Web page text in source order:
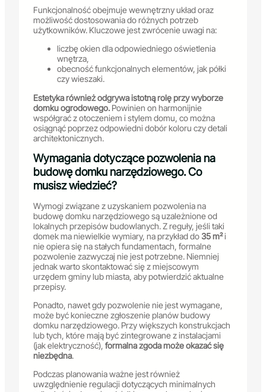
Funkcjonalność obejmuje wewnętrzny układ oraz
możliwość dostosowania do różnych potrzeb
użytkowników. Kluczowe jest zwrócenie uwagi na:
liczbę okien dla odpowiedniego oświetlenia
wnętrza,
obecność funkcjonalnych elementów, jak półki
czy wieszaki.
Estetyka również odgrywa istotną rolę przy wyborze
domku ogrodowego. Powinien on harmonijnie
współgrać z otoczeniem i stylem domu, co można
osiągnąć poprzez odpowiedni dobór koloru czy detali
architektonicznych.
Wymagania dotyczące pozwolenia na
budowę domku narzędziowego. Co
musisz wiedzieć?
Wymogi związane z uzyskaniem pozwolenia na
budowę domku narzędziowego są uzależnione od
lokalnych przepisów budowlanych. Z reguły, jeśli taki
domek ma niewielkie wymiary, na przykład do35 m²i
nie opiera się na stałych fundamentach, formalne
pozwolenie zazwyczaj nie jest potrzebne. Niemniej
jednak warto skontaktować się z miejscowym
urzędem gminy lub miasta, aby potwierdzić aktualne
przepisy.
Ponadto, nawet gdy pozwolenie nie jest wymagane,
może być konieczne zgłoszenie planów budowy
domku narzędziowego. Przy większych konstrukcjach
lub tych, które mają być zintegrowane z instalacjami
(jak elektryczność), formalna zgoda może okazać się
niezbędna.
Podczas planowania ważne jest również
uwzględnienie regulacji dotyczących minimalnych